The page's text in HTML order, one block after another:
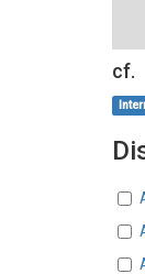
cf.